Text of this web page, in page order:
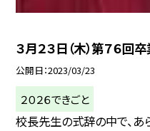
３月２３日（木）第７６回
公開日 2023/03/23
２０２６できごと
校長先生の式辞の中で、